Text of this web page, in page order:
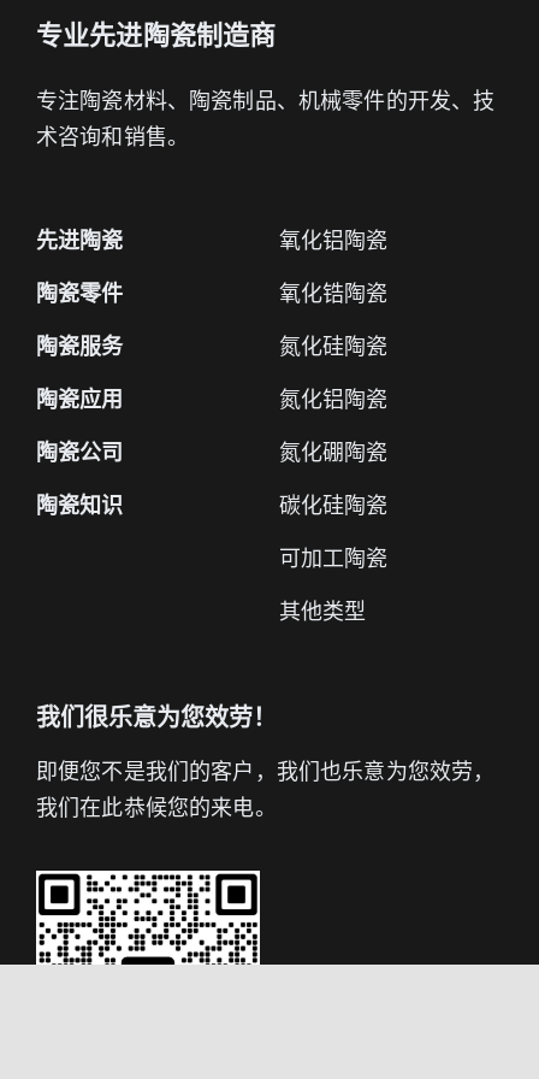
专业先进陶瓷制造商
专注陶瓷材料、陶瓷制品、机械零件的开发、技
术咨询和销售。
先进陶瓷
陶瓷零件
陶瓷服务
陶瓷应用
陶瓷公司
陶瓷知识
氧化铝陶瓷
氧化锆陶瓷
氮化硅陶瓷
氮化铝陶瓷
氮化硼陶瓷
碳化硅陶瓷
可加工陶瓷
其他类型
我们很乐意为您效劳！
即便您不是我们的客户，我们也乐意为您效劳，
我们在此恭候您的来电。